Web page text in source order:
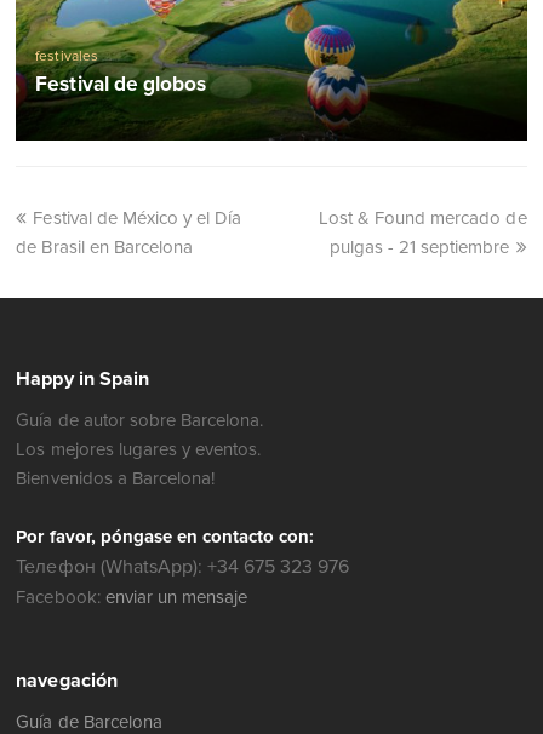
festivales
Festival de globos
Festival de México y el Día
de Brasil en Barcelona
Lost & Found mercado de
pulgas - 21 septiembre
Happy in Spain
Guía de autor sobre Barcelona.
Los mejores lugares y eventos.
Bienvenidos a Barcelona!
Por favor, póngase en contacto con:
Телефон (WhatsApp): +34 675 323 976
Facebook: enviar un mensaje
navegación
Guía de Barcelona